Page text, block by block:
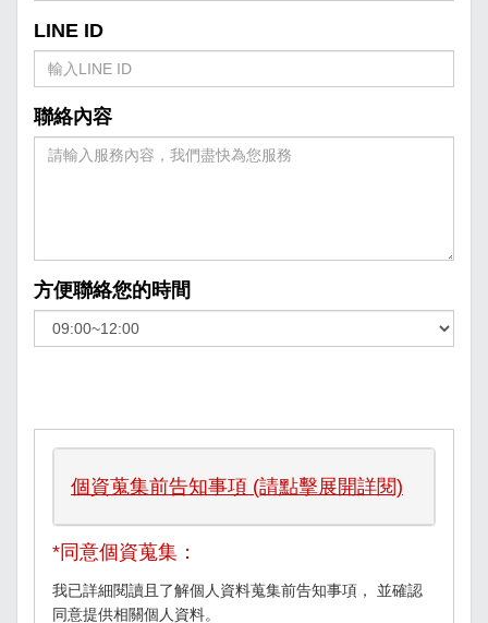
LINE ID
聯絡內容
方便聯絡您的時間
個資蒐集前告知事項 (請點擊展開詳閱)
*同意個資蒐集：
我已詳細閱讀且了解個人資料蒐集前告知事項， 並確認
同意提供相關個人資料。